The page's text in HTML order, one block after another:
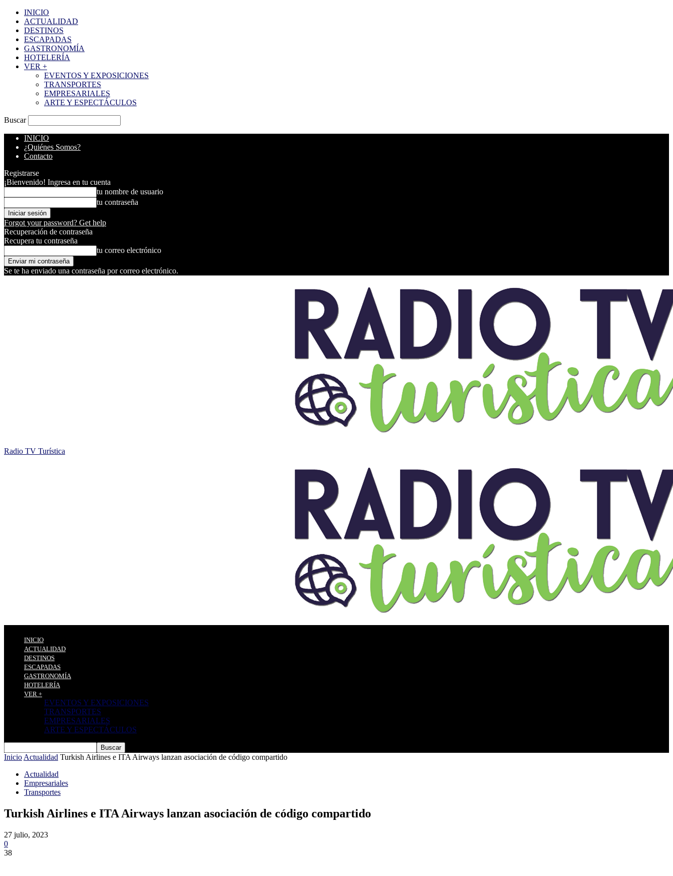
INICIO
ACTUALIDAD
DESTINOS
ESCAPADAS
GASTRONOMÍA
HOTELERÍA
VER +
EVENTOS Y EXPOSICIONES
TRANSPORTES
EMPRESARIALES
ARTE Y ESPECTÁCULOS
Buscar
INICIO
¿Quiénes Somos?
Contacto
Registrarse
¡Bienvenido! Ingresa en tu cuenta
tu nombre de usuario
tu contraseña
Forgot your password? Get help
Recuperación de contraseña
Recupera tu contraseña
tu correo electrónico
Se te ha enviado una contraseña por correo electrónico.
Radio TV Turística
INICIO
ACTUALIDAD
DESTINOS
ESCAPADAS
GASTRONOMÍA
HOTELERÍA
VER +
EVENTOS Y EXPOSICIONES
TRANSPORTES
EMPRESARIALES
ARTE Y ESPECTÁCULOS
Inicio Actualidad Turkish Airlines e ITA Airways lanzan asociación de código compartido
Actualidad
Empresariales
Transportes
Turkish Airlines e ITA Airways lanzan asociación de código compartido
27 julio, 2023
0
38